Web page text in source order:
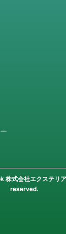
式会社エクステリ
reserved.